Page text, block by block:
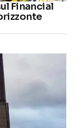
Financial